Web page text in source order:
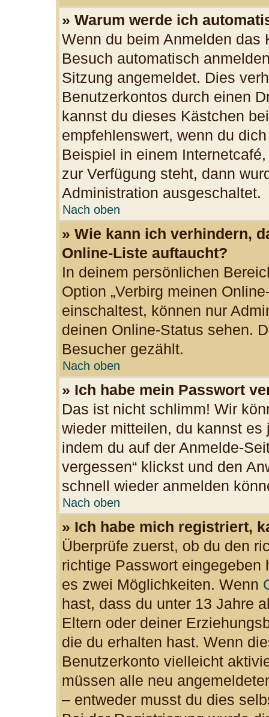
» Warum werde ich
Wenn du beim Anmelden das
Besuch automatisch
Sitzung angemeldet. Dies
Benutzerkontos durch einen
kannst du dieses Kästchen
empfehlenswert, wenn du
Beispiel in einem
zur Verfügung steht, dann
Administration ausgeschaltet.
Nach oben
» Wie kann ich verhindern,
Online-Liste auftaucht?
In deinem persönlichen
Option „Verbirg meinen
einschaltest, können nur
deinen Online-Status sehen.
Besucher gezählt.
Nach oben
» Ich habe mein Passwort
Das ist nicht schlimm! Wir
wieder mitteilen, du kannst
indem du auf der Anmelde-
vergessen“ klickst und den
schnell wieder anmelden
Nach oben
» Ich habe mich registriert,
Überprüfe zuerst, ob du den
richtige Passwort
es zwei Möglichkeiten. Wenn
hast, dass du unter 13 Jahre
Eltern oder deiner
die du erhalten hast. Wenn
Benutzerkonto vielleicht
müssen alle neu
– entweder musst du dies